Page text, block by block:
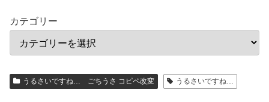
カテゴリー
うるさいですね… ごちうさ コピペ改変 うるさいですね…